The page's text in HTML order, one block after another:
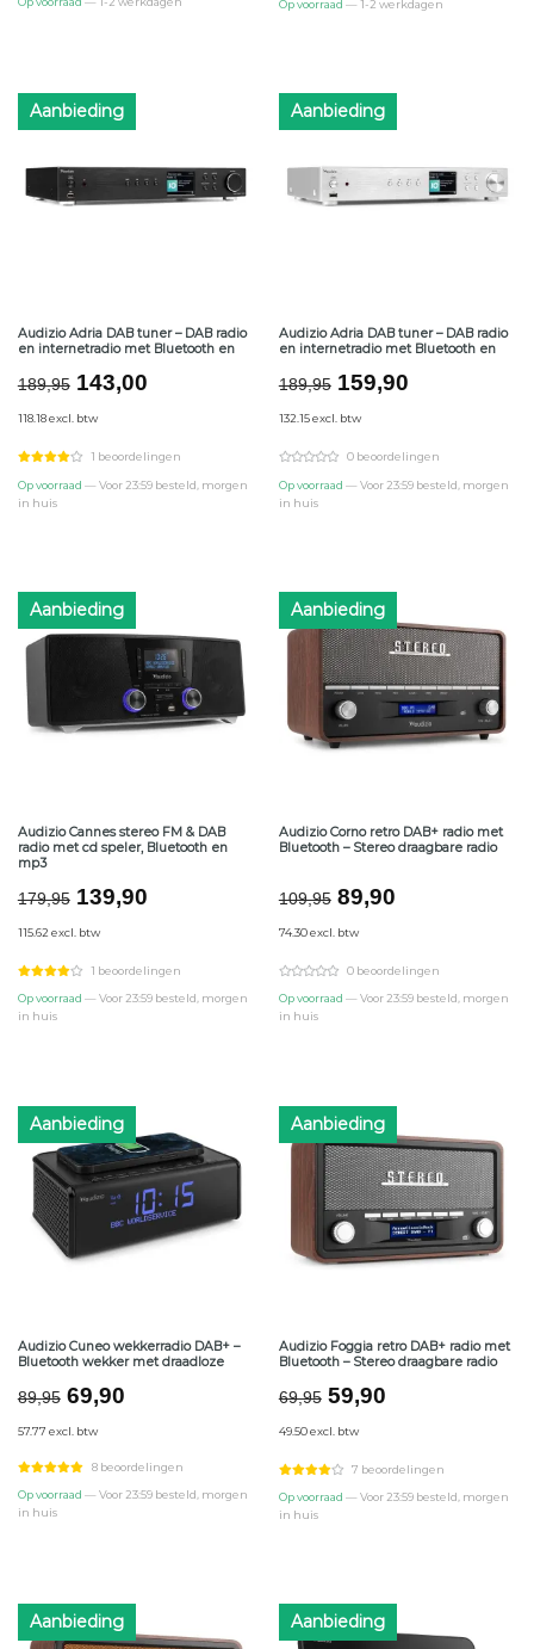
Op voorraad — 1-2 werkdagen
Aanbieding
Audizio Adria DAB tuner – DAB radio
en internetradio met Bluetooth en
189,95 Oorspronkelijke
was:
€189,95.
143,00Huidige
€143,00.
118.18 excl. btw
1 beoordelingen
Op voorraad — Voor 23:59 besteld, morgen
in huis
Aanbieding
Audizio Adria DAB tuner – DAB radio
en internetradio met Bluetooth en
189,95 Oorspronkelijke
was:
€189,95.
159,90Huidige
€159,90.
132.15 excl. btw
0 beoordelingen
Op voorraad — Voor 23:59 besteld, morgen
in huis
Aanbieding
Audizio Cannes stereo FM & DAB
radio met cd speler, Bluetooth en
mp3
179,95 Oorspronkelijke
was:
€179,95.
139,90Huidige
€139,90.
115.62 excl. btw
1 beoordelingen
Op voorraad — Voor 23:59 besteld, morgen
in huis
Aanbieding
Audizio Corno retro DAB+ radio met
Bluetooth – Stereo draagbare radio
109,95 Oorspronkelijke
was:
€109,95.
89,90Huidige
€89,90.
74.30 excl. btw
0 beoordelingen
Op voorraad — Voor 23:59 besteld, morgen
in huis
Aanbieding
Audizio Cuneo wekkerradio DAB+ –
Bluetooth wekker met draadloze
89,95 Oorspronkelijke
was:
€89,95.
69,90Huidige
€69,90.
57.77 excl. btw
8 beoordelingen
Op voorraad — Voor 23:59 besteld, morgen
in huis
Aanbieding
Audizio Foggia retro DAB+ radio met
Bluetooth – Stereo draagbare radio
69,95 Oorspronkelijke
was:
€69,95.
59,90Huidige
€59,90.
49.50 excl. btw
7 beoordelingen
Op voorraad — Voor 23:59 besteld, morgen
in huis
Aanbieding Aanbieding